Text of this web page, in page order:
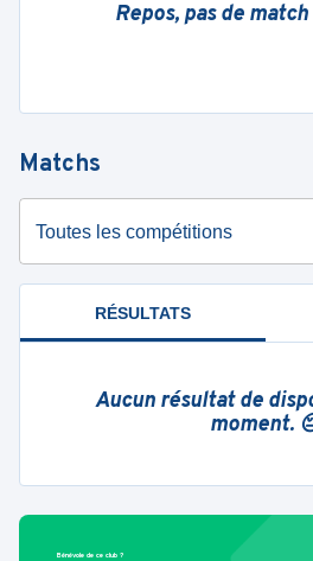
Repos, pas de
Matchs
Toutes les compétitions
RÉSULTATS
Aucun résultat de
moment.
Bénévole de ce club ?